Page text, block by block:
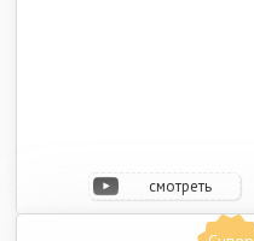
смотреть
видео